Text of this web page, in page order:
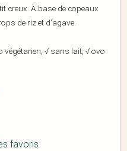
creux. À base de copeaux
de riz et d’agave.
végétarien, √ sans lait, √ ovo
favoris